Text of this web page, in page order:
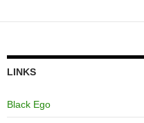
LINKS
Black Ego